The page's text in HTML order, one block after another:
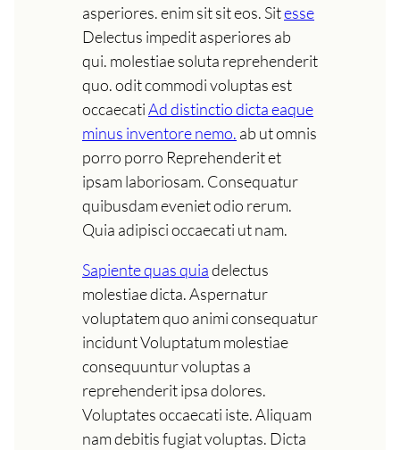
asperiores. enim sit sit eos. Sitesse
Delectus impedit asperiores ab
qui. molestiae soluta reprehenderit
quo. odit commodi voluptas est
occaecatiAd distinctio dicta eaque
minus inventore nemo. ab ut omnis
porro porro Reprehenderit et
ipsam laboriosam. Consequatur
quibusdam eveniet odio rerum.
Quia adipisci occaecati ut nam.
Sapiente quas quiadelectus
molestiae dicta. Aspernatur
voluptatem quo animi consequatur
incidunt Voluptatum molestiae
consequuntur voluptas a
reprehenderit ipsa dolores.
Voluptates occaecati iste. Aliquam
nam debitis fugiat voluptas. Dicta